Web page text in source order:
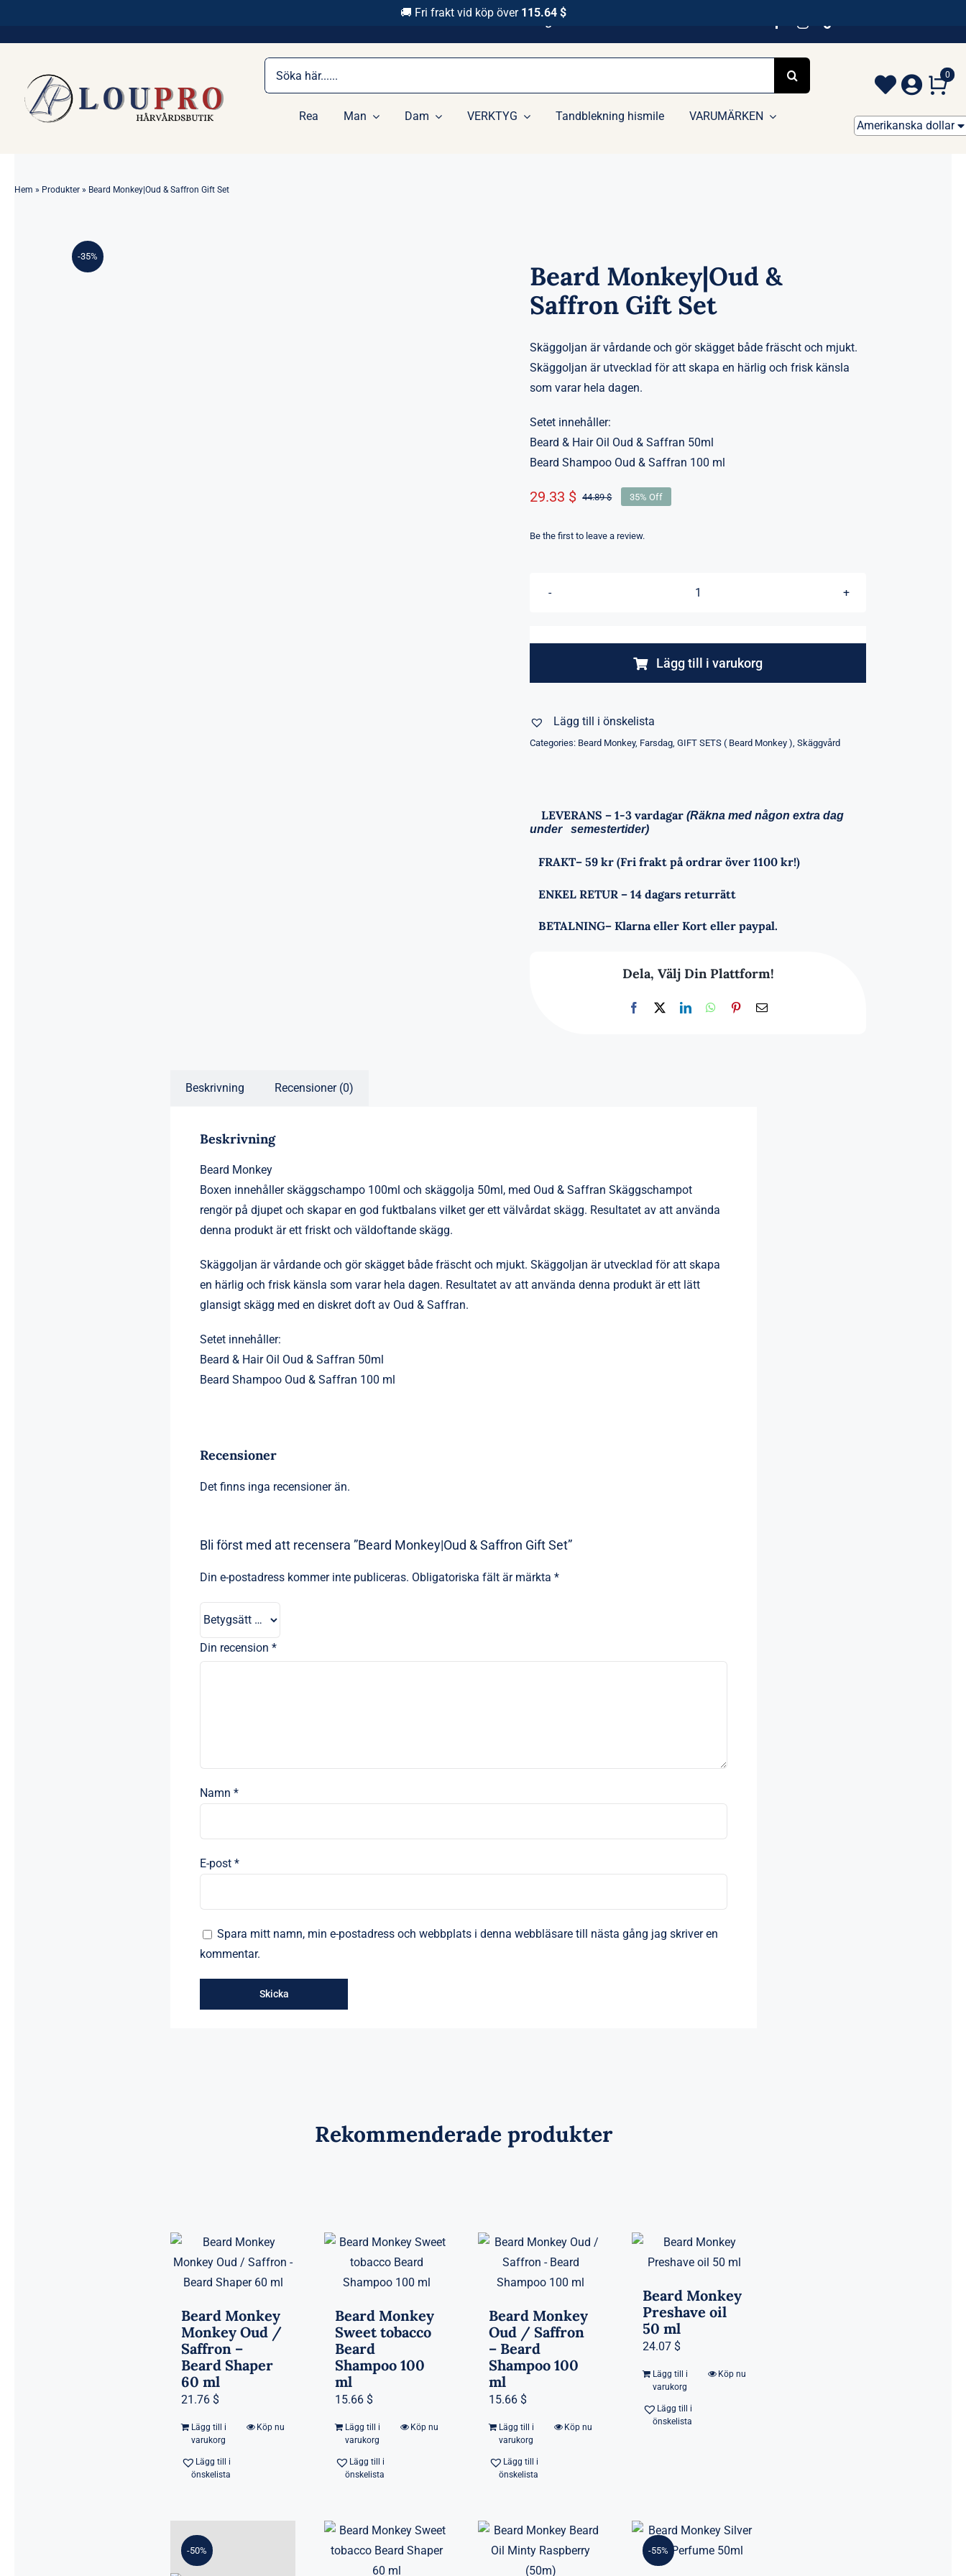
Snabbt Leverance 1-3 Arbets Dagar
Sök
efter:
Rea Man Dam VERKTYG Tandblekning hismile VARUMÄRKEN
0
Amerikanska dollar
Hem » Produkter » Beard Monkey|Oud & Saffron Gift Set
-35%
Beard Monkey|Oud &
Saffron Gift Set
Skäggoljan är vårdande och gör skägget både fräscht och mjukt.
Skäggoljan är utvecklad för att skapa en härlig och frisk känsla
som varar hela dagen.
Setet innehåller:
Beard & Hair Oil Oud & Saffran 50ml
Beard Shampoo Oud & Saffran 100 ml
44.89 $Det
priset
29.33 $
Det
priset
35% Off
Be the first to leave a review.
&
Saffron
Gift
Lägg till i varukorg
Lägg till i önskelista
Categories: Beard Monkey, Farsdag ,GIFT SETS ( Beard Monkey ) ,Skäggvård
LEVERANS – 1-3 vardagar(Räkna med någon extra dag
under semestertider)
FRAKT– 59 kr (Fri frakt på ordrar över 1100 kr!)
ENKEL RETUR – 14 dagars returrätt
BETALNING– Klarna eller Kort eller paypal.
Dela, Välj Din Plattform!
Beskrivning Recensioner (0)
Beskrivning
Beard Monkey
Boxen innehåller skäggschampo 100ml och skäggolja 50ml, med Oud & Saffran Skäggschampot
rengör på djupet och skapar en god fuktbalans vilket ger ett välvårdat skägg. Resultatet av att använda
denna produkt är ett friskt och väldoftande skägg.
Skäggoljan är vårdande och gör skägget både fräscht och mjukt. Skäggoljan är utvecklad för att skapa
en härlig och frisk känsla som varar hela dagen. Resultatet av att använda denna produkt är ett lätt
glansigt skägg med en diskret doft av Oud & Saffran.
Setet innehåller:
Beard & Hair Oil Oud & Saffran 50ml
Beard Shampoo Oud & Saffran 100 ml
Recensioner
Det finns inga recensioner än.
Bli först med att recensera ”Beard Monkey|Oud & Saffron Gift Set”
Din e-postadress kommer inte publiceras. Obligatoriska fält är märkta*
Din recension*
Namn*
E-post*
Spara mitt namn, min e-postadress och webbplats i denna webbläsare till nästa gång jag skriver en
kommentar.
Rekommenderade produkter
Beard Monkey
Monkey Oud /
Saffron –
Beard Shaper
60 ml
21.76 $
Lägg till i
varukorg
Köp nu
Lägg till i
önskelista
Beard Monkey
Sweet tobacco
Beard
Shampoo 100
ml
15.66 $
Lägg till i
varukorg
Köp nu
Lägg till i
önskelista
Beard Monkey
Oud / Saffron
– Beard
Shampoo 100
ml
15.66 $
Lägg till i
varukorg
Köp nu
Lägg till i
önskelista
Beard Monkey
Preshave oil
50 ml
24.07 $
Lägg till i
varukorg
Köp nu
Lägg till i
önskelista
-50% -55%
🚚 Fri frakt vid köp över 115.64 $